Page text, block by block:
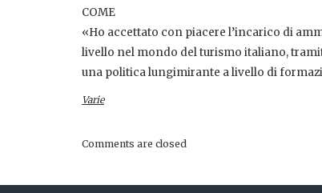
COME
«Ho accettato con piacere l’incarico di
livello nel mondo del turismo italiano,
una politica lungimirante a livello di
Varie
Comments are closed